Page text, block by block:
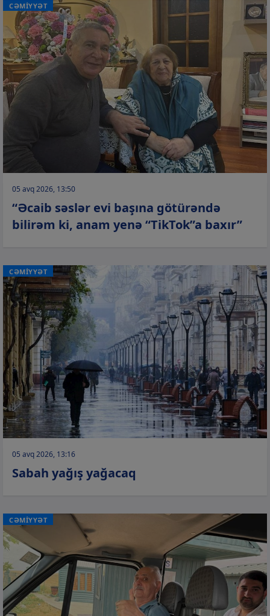
CƏMİYYƏT
05 avq 2026, 13:50
“Əcaib səslər evi başına götürəndə
bilirəm ki, anam yenə “TikTok”a baxır”
CƏMİYYƏT
05 avq 2026, 13:16
Sabah yağış yağacaq
CƏMİYYƏT